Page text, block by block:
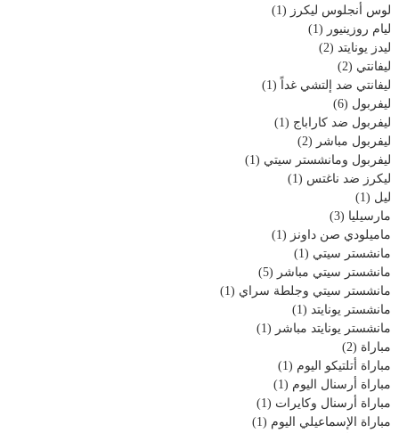
لوس أنجلوس ليكرز (1)
ليام روزينيور (1)
ليدز يونايتد (2)
ليفانتي (2)
ليفانتي ضد إلتشي غداً (1)
ليفربول (6)
ليفربول ضد كاراباج (1)
ليفربول مباشر (2)
ليفربول ومانشستر سيتي (1)
ليكرز ضد ناغتس (1)
ليل (1)
مارسيليا (3)
ماميلودي صن داونز (1)
مانشستر سيتي (1)
مانشستر سيتي مباشر (5)
مانشستر سيتي وجلطة سراي (1)
مانشستر يونايتد (1)
مانشستر يونايتد مباشر (1)
مباراة (2)
مباراة أتلتيكو اليوم (1)
مباراة أرسنال اليوم (1)
مباراة أرسنال وكايرات (1)
مباراة الإسماعيلي اليوم (1)